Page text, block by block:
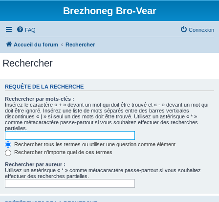
Brezhoneg Bro-Vear
FAQ Connexion
Accueil du forum Rechercher
Rechercher
REQUÊTE DE LA RECHERCHE
Rechercher par mots-clés :
Insérez le caractère « + » devant un mot qui doit être trouvé et « - » devant un mot qui
doit être ignoré. Insérez une liste de mots séparés entre des barres verticales
discontinues « | » si seul un des mots doit être trouvé. Utilisez un astérisque « * »
comme métacaractère passe-partout si vous souhaitez effectuer des recherches
partielles.
Rechercher tous les termes ou utiliser une question comme élément
Rechercher n’importe quel de ces termes
Rechercher par auteur :
Utilisez un astérisque « * » comme métacaractère passe-partout si vous souhaitez
effectuer des recherches partielles.